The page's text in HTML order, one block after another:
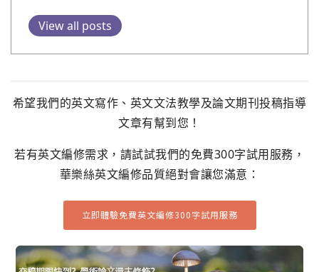
View all posts
希望我們的英文寫作、英文文法教學及論文期刊投稿指導
文章有幫到您！
若有英文編修需求，請試試我們的免費300字試用服務，
華樂絲英文編修品質絕對會讓您滿意：
立即體驗免費英文編修300字試用服務